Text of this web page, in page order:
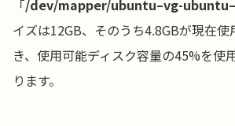
「/dev/mapper/ubuntu–vg-
イズは12GB、そのうち4.8GBが現在使
き、使用可能ディスク容量の45%を使
ります。